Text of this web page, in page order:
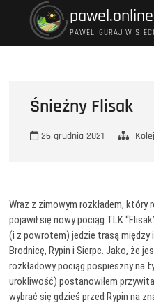
pawel.online
PAWEŁ GURAJ W SIECI
Śnieżny Flisak
26 grudnia 2021
Wraz z zimowym rozkładem, który
pojawił się nowy pociąg TLK
(i z powrotem) jedzie trasą między
Brodnicę, Rypin i Sierpc. Jako, że
rozkładowy pociąg pospieszny na
urokliwość) postanowiłem
wybrać się gdzieś przed Rypin na